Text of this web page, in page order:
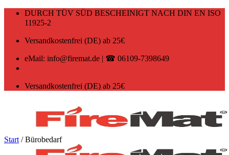
Zum
DURCH TÜV SÜD BESCHEINIGT NACH DIN EN ISO
11925-2
Versandkostenfrei (DE) ab 25€
eMail: info@firemat.de | ☎ 06109-7398649
Versandkostenfrei (DE) ab 25€
Start /Bürobedarf